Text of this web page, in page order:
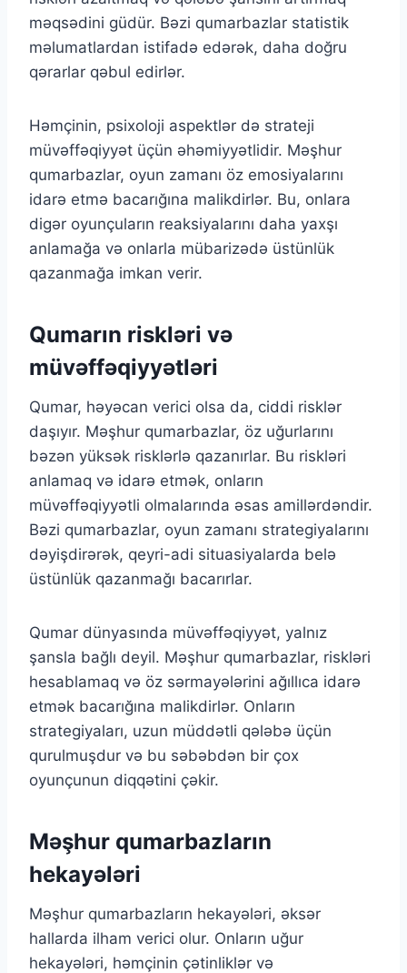
məqsədini güdür. Bəzi qumarbazlar statistik
məlumatlardan istifadə edərək, daha doğru
qərarlar qəbul edirlər.
Həmçinin, psixoloji aspektlər də strateji
müvəffəqiyyət üçün əhəmiyyətlidir. Məşhur
qumarbazlar, oyun zamanı öz emosiyalarını
idarə etmə bacarığına malikdirlər. Bu, onlara
digər oyunçuların reaksiyalarını daha yaxşı
anlamağa və onlarla mübarizədə üstünlük
qazanmağa imkan verir.
Qumarın riskləri və
müvəffəqiyyətləri
Qumar, həyəcan verici olsa da, ciddi risklər
daşıyır. Məşhur qumarbazlar, öz uğurlarını
bəzən yüksək risklərlə qazanırlar. Bu riskləri
anlamaq və idarə etmək, onların
müvəffəqiyyətli olmalarında əsas amillərdəndir.
Bəzi qumarbazlar, oyun zamanı strategiyalarını
dəyişdirərək, qeyri-adi situasiyalarda belə
üstünlük qazanmağı bacarırlar.
Qumar dünyasında müvəffəqiyyət, yalnız
şansla bağlı deyil. Məşhur qumarbazlar, riskləri
hesablamaq və öz sərmayələrini ağıllıca idarə
etmək bacarığına malikdirlər. Onların
strategiyaları, uzun müddətli qələbə üçün
qurulmuşdur və bu səbəbdən bir çox
oyunçunun diqqətini çəkir.
Məşhur qumarbazların
hekayələri
Məşhur qumarbazların hekayələri, əksər
hallarda ilham verici olur. Onların uğur
hekayələri, həmçinin çətinliklər və